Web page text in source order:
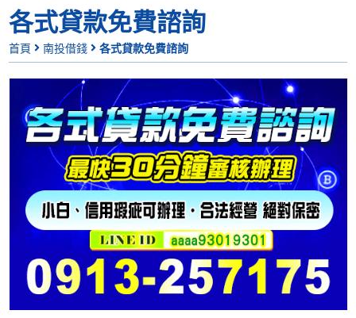
各式貸款免費諮詢
首頁 南投借錢 各式貸款免費諮詢